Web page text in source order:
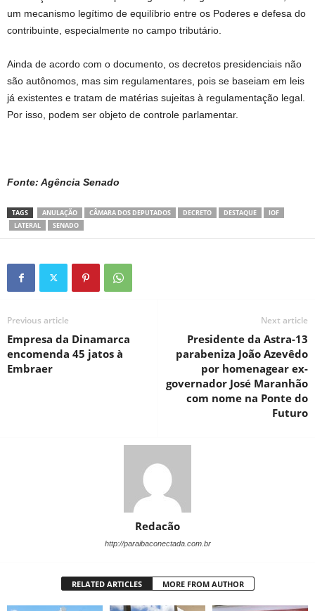
um mecanismo legítimo de equilíbrio entre os Poderes e defesa do
contribuinte, especialmente no campo tributário.
Ainda de acordo com o documento, os decretos presidenciais não
são autônomos, mas sim regulamentares, pois se baseiam em leis
já existentes e tratam de matérias sujeitas à regulamentação legal.
Por isso, podem ser objeto de controle parlamentar.
Fonte: Agência Senado
TAGS ANULAÇÃO CÂMARA DOS DEPUTADOS DECRETO DESTAQUE
IOF
LATERAL
SENADO
Previous article
Empresa da Dinamarca
encomenda 45 jatos à
Embraer
Next article
Presidente da Astra-13
parabeniza João Azevêdo
por homenagear ex-
governador José Maranhão
com nome na Ponte do
Futuro
Redacão
http://paraibaconectada.com.br
RELATED ARTICLES MORE FROM AUTHOR